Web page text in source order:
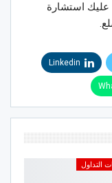
عليك استشارة
Linkedin
التداول